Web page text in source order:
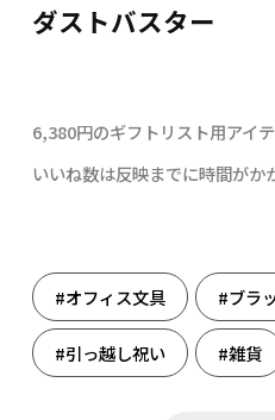
ダストバスター
6,380円のギフトリスト用アイ
いいね数は反映までに時間がか
#オフィス文具 #ブラ
#引っ越し祝い #雑貨